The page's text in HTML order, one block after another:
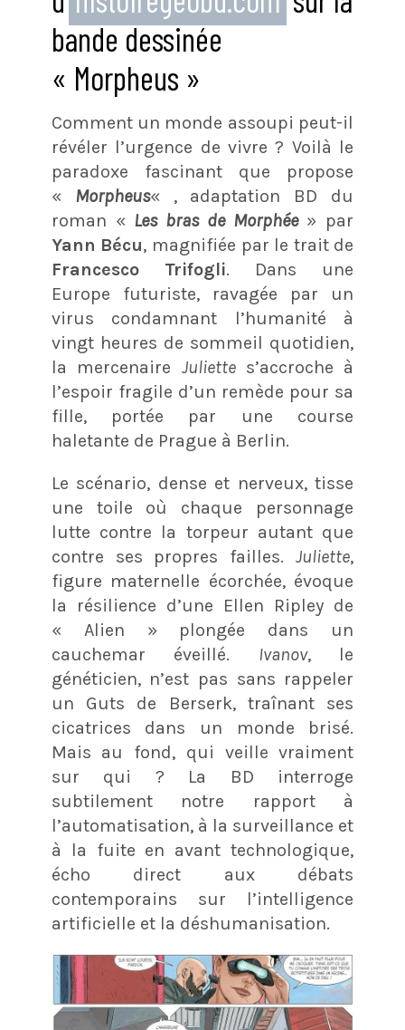
bande dessinée
« Morpheus »
Comment un monde assoupi peut-il
révéler l’urgence de vivre ? Voilà le
paradoxe fascinant que propose
« Morpheus« , adaptation BD du
roman « Les bras de Morphée» par
Yann Bécu, magnifiée par le trait de
Francesco Trifogli. Dans une
Europe futuriste, ravagée par un
virus condamnant l’humanité à
vingt heures de sommeil quotidien,
la mercenaire Juliette s’accroche à
l’espoir fragile d’un remède pour sa
fille, portée par une course
haletante de Prague à Berlin.
Le scénario, dense et nerveux, tisse
une toile où chaque personnage
lutte contre la torpeur autant que
contre ses propres failles.Juliette,
figure maternelle écorchée, évoque
la résilience d’une Ellen Ripley de
« Alien » plongée dans un
cauchemar éveillé. Ivanov, le
généticien, n’est pas sans rappeler
un Guts de Berserk, traînant ses
cicatrices dans un monde brisé.
Mais au fond, qui veille vraiment
sur qui ? La BD interroge
subtilement notre rapport à
l’automatisation, à la surveillance et
à la fuite en avant technologique,
écho direct aux débats
contemporains sur l’intelligence
artificielle et la déshumanisation.